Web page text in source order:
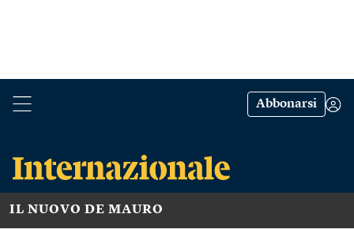
Abbonarsi
IL NUOVO DE MAURO